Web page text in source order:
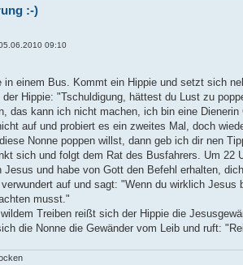
:-)
09:10
in einem Bus. Kommt ein Hippie und setzt sich
Hippie: "Tschuldigung, hättest du Lust zu
das kann ich nicht machen, ich bin eine Dienerin
auf und probiert es ein zweites Mal, doch
Nonne poppen willst, dann geb ich dir nen
sich und folgt dem Rat des Busfahrers. Um
Jesus und habe von Gott den Befehl erhalten,
auf und sagt: "Wenn du wirklich
musst."
Treiben reißt sich der Hippie die
die Nonne die Gewänder vom Leib und ruft: